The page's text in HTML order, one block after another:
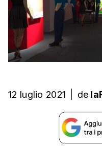
12 luglio 2021 de